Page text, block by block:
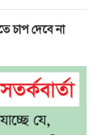
চাপ দেবে না